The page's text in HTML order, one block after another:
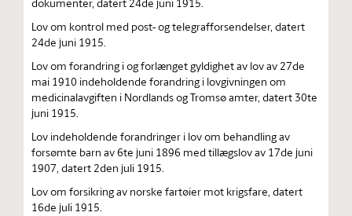
Lov om kontrol med post- og telegrafforsendelser, datert
24de juni 1915.
Lov om forandring i og forlænget gyldighet av lov av 27de
mai 1910 indeholdende forandring i lovgivningen om
medicinalavgiften i Nordlands og Tromsø amter, datert 30te
juni 1915.
Lov indeholdende forandringer i lov om behandling av
forsømte barn av 6te juni 1896 med tillægslov av 17de juni
1907, datert 2den juli 1915.
Lov om forsikring av norske fartøier mot krigsfare, datert
16de juli 1915.